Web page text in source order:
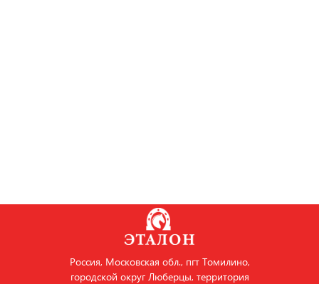
Россия, Московская обл., пгт Томилино,
городской округ Люберцы, территория